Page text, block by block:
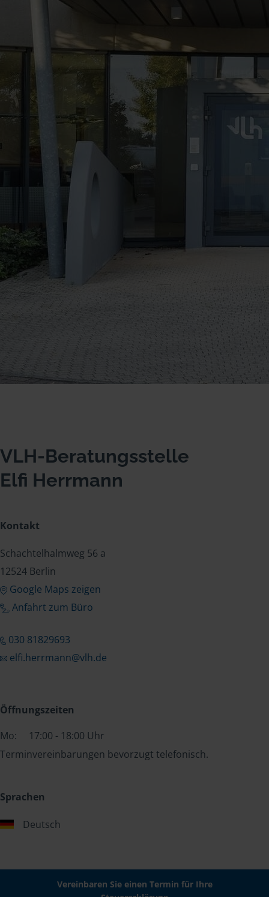
VLH-Beratungsstelle
Elfi Herrmann
Kontakt
Schachtelhalmweg 56 a
12524 Berlin
Google Maps zeigen
Anfahrt zum Büro
030 81829693
elfi.herrmann@vlh.de
Öffnungszeiten
Mo:
17:00 - 18:00 Uhr
Terminvereinbarungen bevorzugt telefonisch.
Sprachen
Deutsch
Vereinbaren Sie einen Termin für Ihre